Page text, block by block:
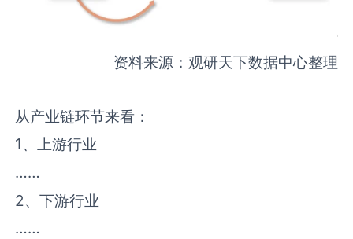
资料来源：观研天下数据中心整理
从产业链环节来看：
1、上游行业
……
2、下游行业
……